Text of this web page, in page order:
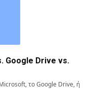
Google Drive vs.
το Google Drive, ή